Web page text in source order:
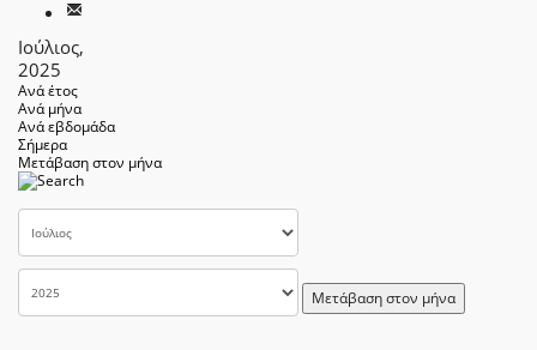
Ιούλιος,
2025
Ανά έτος
Ανά μήνα
Ανά εβδομάδα
Σήμερα
Μετάβαση στον μήνα
Μετάβαση στον μήνα